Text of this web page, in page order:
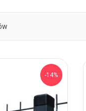
-14%